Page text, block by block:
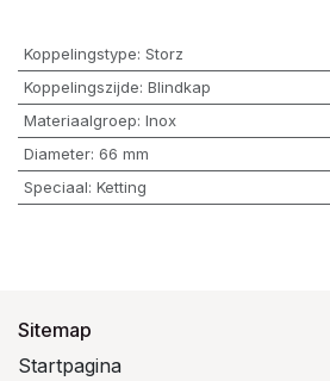
Koppelingstype: Storz
Koppelingszijde: Blindkap
Materiaalgroep: Inox
Diameter: 66 mm
Speciaal: Ketting
Sitemap
Startpagina